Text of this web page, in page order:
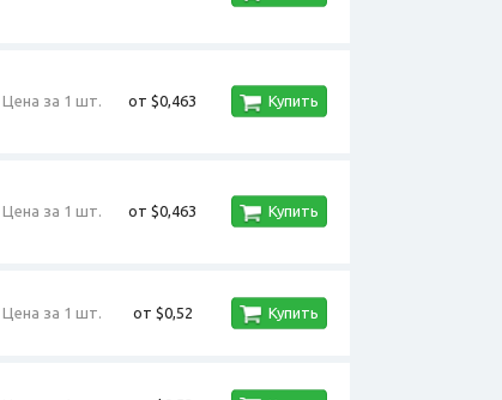
Цена за 1 шт. от $0,463 Купить
Цена за 1 шт. от $0,463 Купить
Цена за 1 шт. от $0,52 Купить